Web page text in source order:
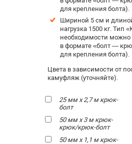
для крепления болта).
Шириной 5 см и
нагрузка 1500 кг. Тип
необходимости можно
в формате «болт —
для крепления болта).
Цвета в зависимости от
камуфляж (уточняйте).
25 мм х 2,7 м крюк-
болт
50 мм х 3 м крюк-
крюк/крюк-болт
50 мм х 1,1 м крюк-